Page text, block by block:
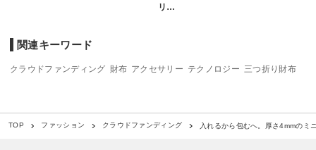
リ…
関連キーワード
クラウドファンディング 財布 アクセサリー テクノロジー 三つ折り財布
TOP ファッション クラウドファンディング 入れるから包むへ。厚さ4mmのミ